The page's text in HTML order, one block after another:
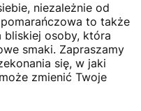
niezależnie od
to także
bliskiej osoby, która
smaki. Zapraszamy
się, w jaki
zmienić Twoje